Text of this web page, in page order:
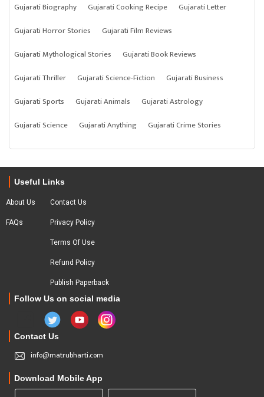
Gujarati Biography
Gujarati Cooking Recipe
Gujarati Letter
Gujarati Horror Stories
Gujarati Film Reviews
Gujarati Mythological Stories
Gujarati Book Reviews
Gujarati Thriller
Gujarati Science-Fiction
Gujarati Business
Gujarati Sports
Gujarati Animals
Gujarati Astrology
Gujarati Science
Gujarati Anything Gujarati Crime Stories
Useful Links
About Us
FAQs
Contact Us
Privacy Policy
Terms Of Use
Refund Policy
Publish Paperback
Follow Us on social media
Contact Us
info@matrubharti.com
Download Mobile App